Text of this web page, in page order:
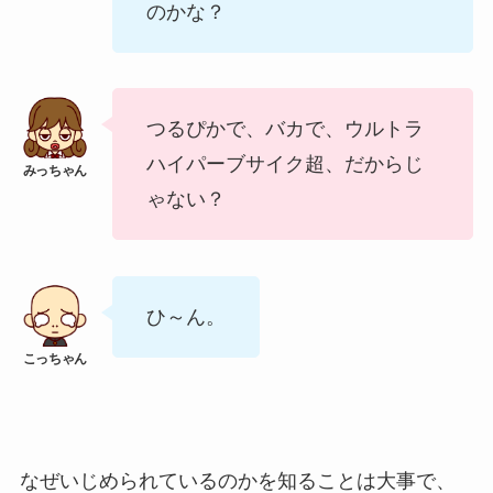
のかな？
つるぴかで、バカで、ウルトラ
ハイパーブサイク超、だからじ
ゃない？
ひ～ん。
なぜいじめられているのかを知ることは大事で、